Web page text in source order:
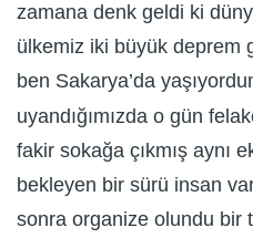
zamana denk geldi ki
ülkemiz iki büyük deprem
ben Sakarya’da
uyandığımızda o gün
fakir sokağa çıkmış aynı
bekleyen bir sürü insan
sonra organize olundu bir